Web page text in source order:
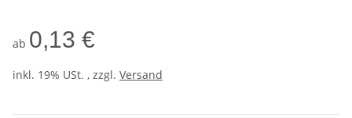
ab 0,13 €
inkl. 19% USt. , zzgl. Versand